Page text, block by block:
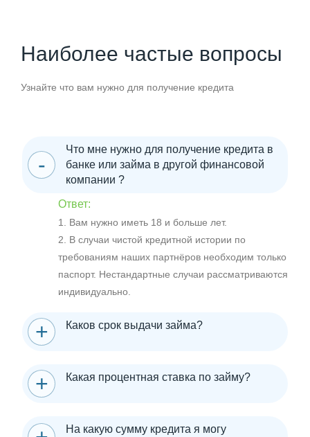
Наиболее частые вопросы
Узнайте что вам нужно для получение кредита
Что мне нужно для получение кредита в
банке или займа в другой финансовой
компании ?
Ответ:
1. Вам нужно иметь 18 и больше лет.
2. В случаи чистой кредитной истории по
требованиям наших партнёров необходим только
паспорт. Нестандартные случаи рассматриваются
индивидуально.
Каков срок выдачи займа?
Какая процентная ставка по займу?
На какую сумму кредита я могу